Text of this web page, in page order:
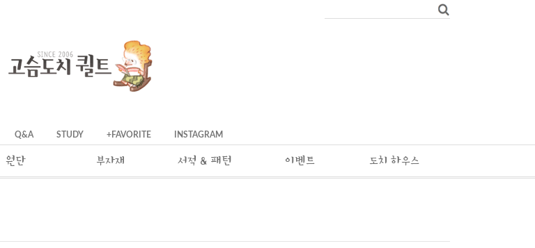
Q&A STUDY +FAVORITE INSTAGRAM
원단 부자재 서적 & 패턴 이벤트 도치 하우스